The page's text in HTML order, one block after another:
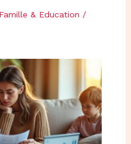
Famille & Education /